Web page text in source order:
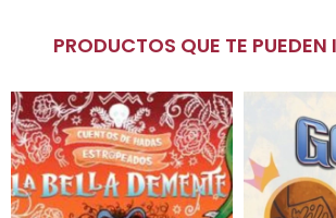
PRODUCTOS QUE TE PUEDEN